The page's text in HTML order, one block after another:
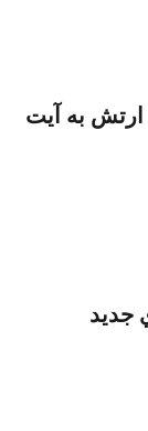
ارتش به آیت
جديد